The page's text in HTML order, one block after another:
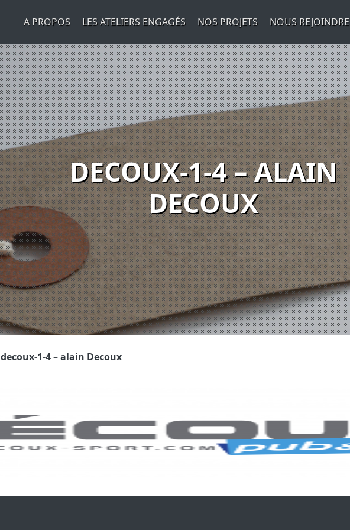
A PROPOS LES ATELIERS ENGAGÉS NOS PROJETS NOUS REJOINDRE
DECOUX-1-4 – ALAIN
DECOUX
decoux-1-4 – alain Decoux